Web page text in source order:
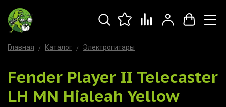
Главная Каталог Электрогитары
Fender Player II Telecaster
LH MN Hialeah Yellow